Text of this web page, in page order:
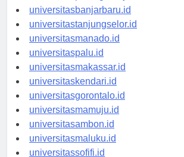
universitaspalangkaraya.id
universitasbanjarbaru.id
universitastanjungselor.id
universitasmanado.id
universitaspalu.id
universitasmakassar.id
universitaskendari.id
universitasgorontalo.id
universitasmamuju.id
universitasambon.id
universitasmaluku.id